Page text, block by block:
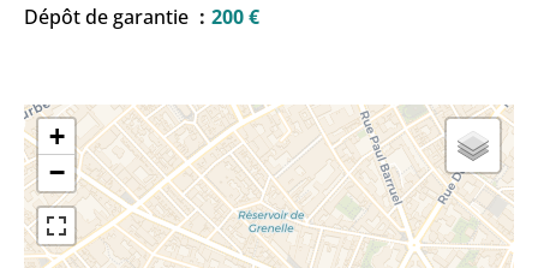
Dépôt de garantie
200 €
+
−